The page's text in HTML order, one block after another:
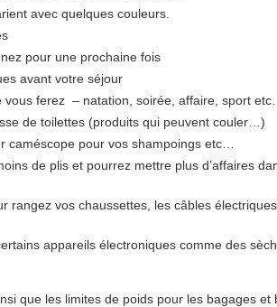
avec quelques couleurs.
pour une prochaine fois
avant votre séjour
ferez – natation, soirée, affaire, sport etc…
de toilettes (produits qui peuvent couler…)
caméscope pour vos shampoings etc…
de plis et pourrez mettre plus d’affaires
rangez vos chaussettes, les câbles
appareils électroniques comme des
que les limites de poids pour les bagages et